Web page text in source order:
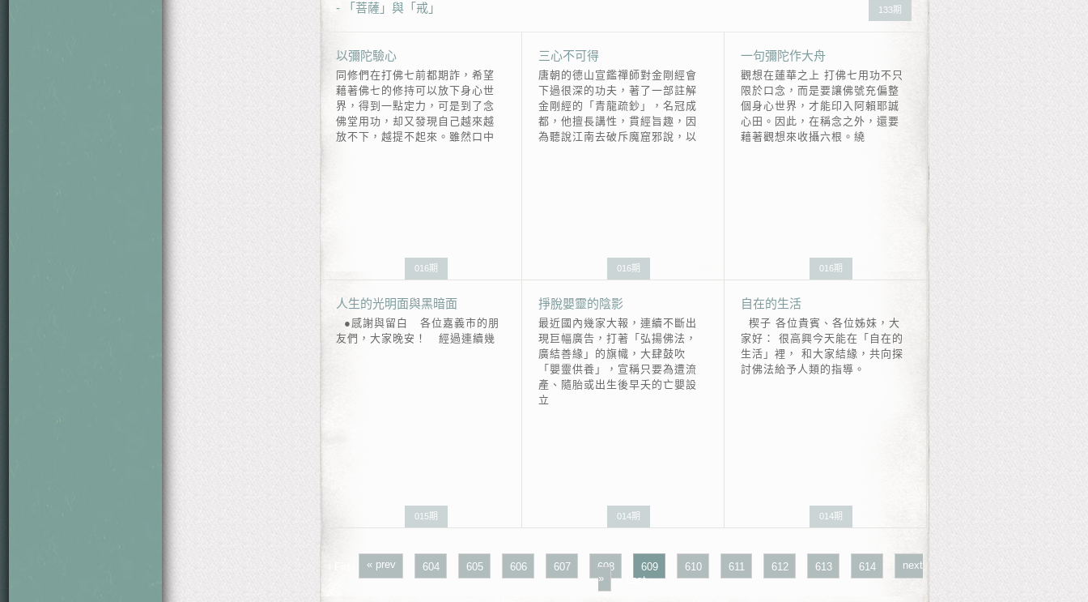
- 「菩薩」與「戒」 133期
以彌陀驗心
同修們在打佛七前都期詐，希望
藉著佛七的修持可以放下身心世
界，得到一點定力，可是到了念
佛堂用功，却又發現自己越來越
放不下，越提不起來。雖然口中
016期
三心不可得
唐朝的德山宣鑑禪師對金剛經會
下過很深的功夫，著了一部註解
金剛經的「青龍疏鈔」，名冠成
都，他擅長講性，貫經旨趣，因
為聽說江南去破斥魔窟邪說，以
016期
一句彌陀作大舟
觀想在蓮華之上 打佛七用功不只
限於口念，而是要讓佛號充偏整
個身心世界，才能印入阿賴耶誠
心田。因此，在稱念之外，還要
藉著觀想來收攝六根。繞
016期
人生的光明面與黑暗面
●感謝與留白 各位嘉義市的朋
友們，大家晚安！ 經過連續幾
015期
掙脫嬰靈的陰影
最近國內幾家大報，連續不斷出
現巨幅廣告，打著「弘揚佛法，
廣結善緣」的旗幟，大肆鼓吹
「嬰靈供養」，宣稱只要為遭流
產、隨胎或出生後早夭的亡嬰設
立
014期
自在的生活
楔子 各位貴賓、各位姊妹，大
家好： 很高興今天能在「自在的
生活」裡， 和大家結緣，共向探
討佛法給予人類的指導。
014期
« prev 604 605 606 607 608 609 610 611 612 613 614
next
»
Last ›